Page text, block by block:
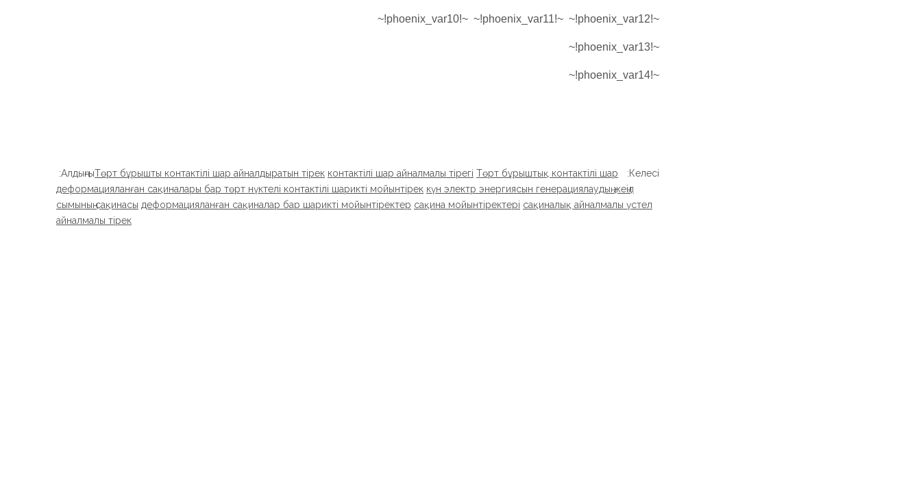
~!phoenix_var10!~ ~!phoenix_var11!~ ~!phoenix_var12!~
~!phoenix_var13!~
~!phoenix_var14!~
Алдыңғы: Келесі:
Төрт бұрышты контактілі шар айналдыратын тірек контактілі шар айналмалы тірегі Төрт бұрыштық контактілі шар
деформацияланған сақиналары бар төрт нүктелі контактілі шарикті мойынтірек күн электр энергиясын генерациялаудың жеңіл
сымының сақинасы деформацияланған сақиналар бар шарикті мойынтіректер сақина мойынтіректері сақиналық айналмалы үстел
айналмалы тірек